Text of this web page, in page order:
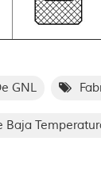
GNL
Baja